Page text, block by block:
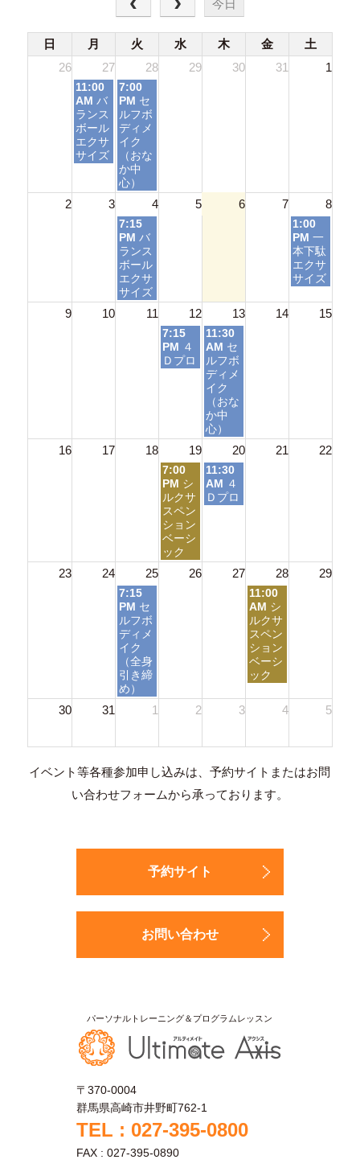
今日
日 月 火 水 木 金
土
26
27 28 29 30 31 1
月
曜
日,
7
月
27th
11:00
AM バ
ランス
ボール
エクサ
サイズ
火
曜
日,
7
月
28th
2026
7:00
PM セ
ルフボ
ディメ
イク
（おな
か中
心）
2 3 4 5 6 7 8
火
曜
日,
8
月
4th
2026
7:15
PM バ
ランス
ボール
エクサ
サイズ
土
曜
日,
8
月
2026
1:00
PM 一
本下駄
エクサ
サイズ
9 10 11 12 13 14 15
水
曜
日,
7:15
PM
４
Ｄプロ
木
曜
日,
8
月
13th
2026
11:30
AM セ
ルフボ
ディメ
イク
（おな
か中
心）
16 17 18 19 20 21 22
水
曜
日,
8
月
19th
2026
7:00
PM シ
ルクサ
スペン
ション
ベーシ
ック
木
曜
日,
11:30
AM
４
Ｄプロ
23 24 25 26 27 28 29
火
曜
日,
8
月
25th
2026
7:15
PM セ
ルフボ
ディメ
イク
（全身
引き締
め）
金
曜
日,
8
月
28th
2026
11:00
AM シ
ルクサ
スペン
ション
ベーシ
ック
30 31 1 2 3 4 5
イベント等各種参加申し込みは、予約サイトまたはお問
い合わせフォームから承っております。
予約サイト
お問い合わせ
〒370-0004
群馬県高崎市井野町762-1
TEL : 027-395-0800
FAX : 027-395-0890